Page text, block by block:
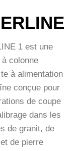
1 est une
colonne
à alimentation
conçue pour
de coupe
dans les
de granit, de
de pierre